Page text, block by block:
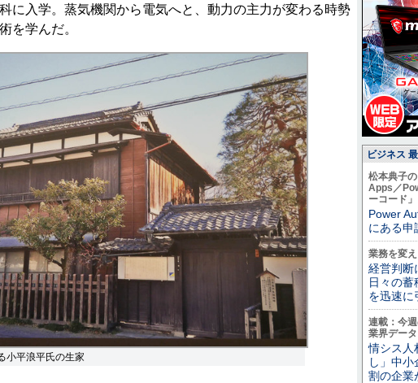
に入学。蒸気機関から電気へと、動力の主力が変わる時勢
を学んだ。
小平浪平氏の生家
ビジネス
松本典子
Apps／
ーコード」
Power
にある申
業務を変
経営判
日々の蓄
を迅速に
連載：今
業界データ
情シス人
し」中小
割の企業